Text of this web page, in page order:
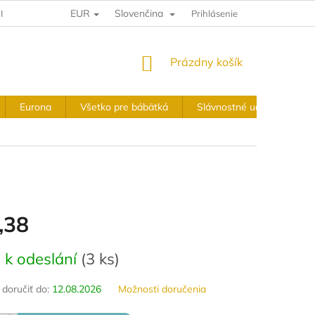
A VRÁTENIE VÝKUPNÉ PODMIENKY OBCHODNÉ
EUR Slovenčina Prihlásenie
NÁKUPNÝ
Prázdny košík
Eurona Všetko pre bábätká Slávnostné udalosti
k odeslání (3 ks)
do: 12.08.2026 Možnosti doručenia